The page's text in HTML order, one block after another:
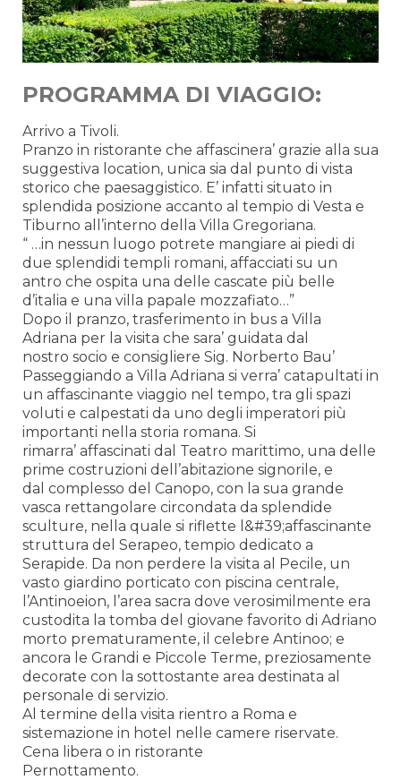
PROGRAMMA DI VIAGGIO:
Arrivo a Tivoli.
Pranzo in ristorante che affascinera’ grazie alla sua
suggestiva location, unica sia dal punto di vista
storico che paesaggistico. E’ infatti situato in
splendida posizione accanto al tempio di Vesta e
Tiburno all’interno della Villa Gregoriana.
“ …in nessun luogo potrete mangiare ai piedi di
due splendidi templi romani, affacciati su un
antro che ospita una delle cascate più belle
d’italia e una villa papale mozzafiato…”
Dopo il pranzo, trasferimento in bus a Villa
Adriana per la visita che sara’ guidata dal
nostro socio e consigliere Sig. Norberto Bau’
Passeggiando a Villa Adriana si verra’ catapultati in
un affascinante viaggio nel tempo, tra gli spazi
voluti e calpestati da uno degli imperatori più
importanti nella storia romana. Si
rimarra’ affascinati dal Teatro marittimo, una delle
prime costruzioni dell’abitazione signorile, e
dal complesso del Canopo, con la sua grande
vasca rettangolare circondata da splendide
sculture, nella quale si riflette l&#39;affascinante
struttura del Serapeo, tempio dedicato a
Serapide. Da non perdere la visita al Pecile, un
vasto giardino porticato con piscina centrale,
l’Antinoeion, l’area sacra dove verosimilmente era
custodita la tomba del giovane favorito di Adriano
morto prematuramente, il celebre Antinoo; e
ancora le Grandi e Piccole Terme, preziosamente
decorate con la sottostante area destinata al
personale di servizio.
Al termine della visita rientro a Roma e
sistemazione in hotel nelle camere riservate.
Cena libera o in ristorante
Pernottamento.